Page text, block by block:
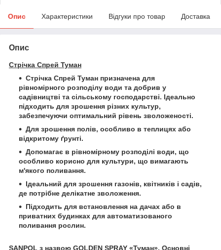
Опис Характеристики Відгуки про товар Доставка
Опис
Стрічка Спрей Туман
Стрічка Спрей Туман призначена для
рівномірного розподілу води та добрив у
садівництві та сільському господарстві. Ідеально
підходить для зрошення різних культур,
забезпечуючи оптимальний рівень зволоженості.
Для зрошення полів, особливо в теплицях або
відкритому ґрунті.
Допомагає в рівномірному розподілі води, що
особливо корисно для культури, що вимагають
м'якого поливання.
Ідеальний для зрошення газонів, квітників і садів,
де потрібне делікатне зволоження.
Підходить для встановлення на дачах або в
приватних будинках для автоматизованого
поливання рослин.
SANPOL з назвою GOLDEN SPRAY «Туман». Основні